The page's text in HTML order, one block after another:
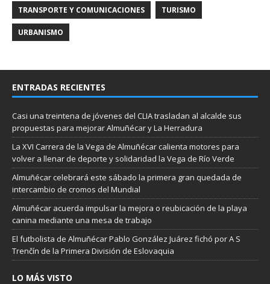
TRANSPORTE Y COMUNICACIONES TURISMO
URBANISMO
ENTRADAS RECIENTES
Casi una treintena de jóvenes del CLIA trasladan al alcalde sus
propuestas para mejorar Almuñécar y La Herradura
La XVI Carrera de la Vega de Almuñécar calienta motores para
volver a llenar de deporte y solidaridad la Vega de Río Verde
Almuñécar celebrará este sábado la primera gran quedada de
intercambio de cromos del Mundial
Almuñécar acuerda impulsar la mejora o reubicación de la playa
canina mediante una mesa de trabajo
El futbolista de Almuñécar Pablo González Juárez fichó por A S
Trenčín de la Primera División de Eslovaquia
LO MÁS VISTO